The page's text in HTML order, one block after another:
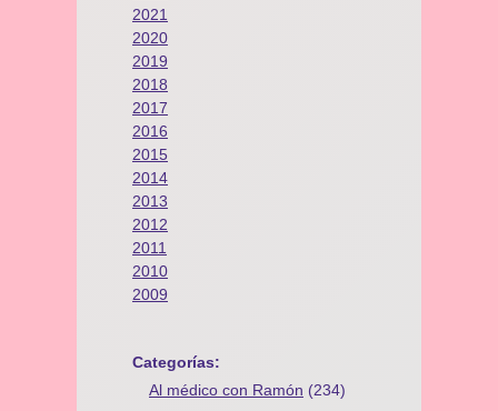
2021
2020
2019
2018
2017
2016
2015
2014
2013
2012
2011
2010
2009
Categorías:
Al médico con Ramón (234)